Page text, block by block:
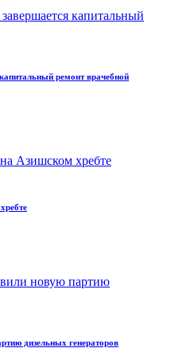
ремонт врачебной
дизельных генераторов